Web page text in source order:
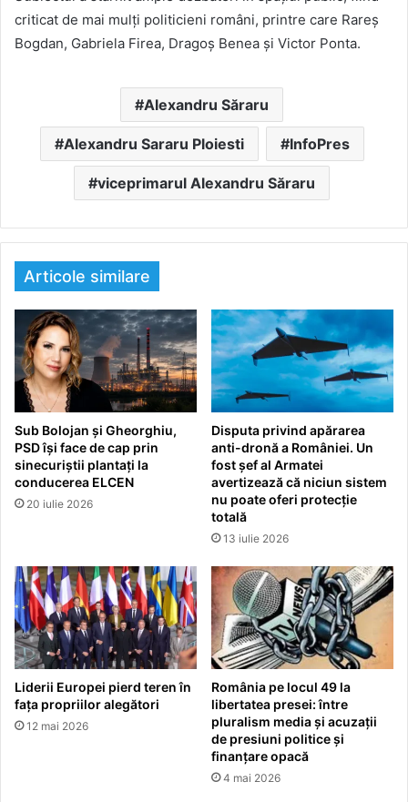
criticat de mai mulți politicieni români, printre care Rareș
Bogdan, Gabriela Firea, Dragoș Benea și Victor Ponta.
Alexandru Săraru
Alexandru Sararu Ploiesti InfoPres
viceprimarul Alexandru Săraru
Articole similare
Sub Bolojan și Gheorghiu,
PSD își face de cap prin
sinecuriștii plantați la
conducerea ELCEN
20 iulie 2026
Disputa privind apărarea
anti-dronă a României. Un
fost șef al Armatei
avertizează că niciun sistem
nu poate oferi protecție
totală
13 iulie 2026
Liderii Europei pierd teren în
fața propriilor alegători
12 mai 2026
România pe locul 49 la
libertatea presei: între
pluralism media și acuzații
de presiuni politice și
finanțare opacă
4 mai 2026